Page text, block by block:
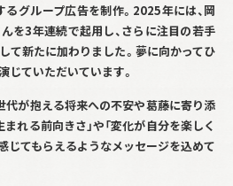
グループ広告を制作。 2025年には、岡
を3年連続で起用し、さらに注目の若手
て新たに加わりました。夢に向かってひ
じていただいています。
代が抱える将来への不安や葛藤に寄り添
まれる前向きさ」や「変化が自分を楽しく
じてもらえるようなメッセージを込めて